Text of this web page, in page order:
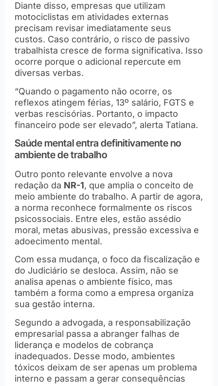
Diante disso, empresas que utilizam
motociclistas em atividades externas
precisam revisar imediatamente seus
custos. Caso contrário, o risco de passivo
trabalhista cresce de forma significativa. Isso
ocorre porque o adicional repercute em
diversas verbas.
“Quando o pagamento não ocorre, os
reflexos atingem férias, 13º salário, FGTS e
verbas rescisórias. Portanto, o impacto
financeiro pode ser elevado”, alerta Tatiana.
Saúde mental entra definitivamente no
ambiente de trabalho
Outro ponto relevante envolve a nova
redação da NR-1, que amplia o conceito de
meio ambiente do trabalho. A partir de agora,
a norma reconhece formalmente os riscos
psicossociais. Entre eles, estão assédio
moral, metas abusivas, pressão excessiva e
adoecimento mental.
Com essa mudança, o foco da fiscalização e
do Judiciário se desloca. Assim, não se
analisa apenas o ambiente físico, mas
também a forma como a empresa organiza
sua gestão interna.
Segundo a advogada, a responsabilização
empresarial passa a abranger falhas de
liderança e modelos de cobrança
inadequados. Desse modo, ambientes
tóxicos deixam de ser apenas um problema
interno e passam a gerar consequências